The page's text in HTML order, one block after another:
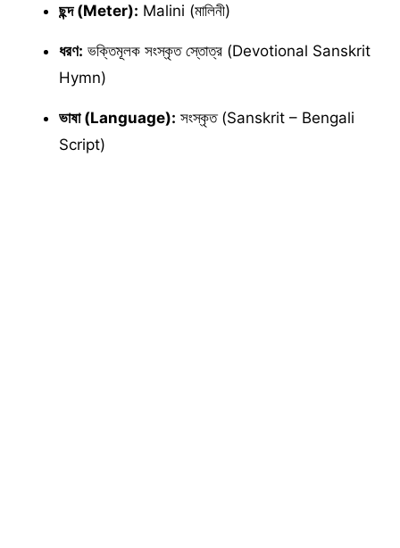
ছন্দ (Meter): Malini (মালিনী)
ধরণ: ভক্তিমূলক সংস্কৃত স্তোত্র (Devotional Sanskrit
Hymn)
ভাষা (Language): সংস্কৃত (Sanskrit – Bengali
Script)